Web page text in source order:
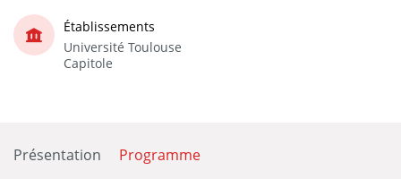
Établissements
Université Toulouse
Capitole
Présentation Programme